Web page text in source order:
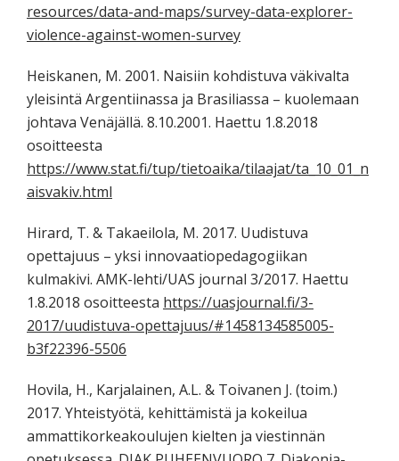
resources/data-and-maps/survey-data-explorer-
violence-against-women-survey
Heiskanen, M. 2001. Naisiin kohdistuva väkivalta
yleisintä Argentiinassa ja Brasiliassa – kuolemaan
johtava Venäjällä. 8.10.2001. Haettu 1.8.2018
osoitteesta
https://www.stat.fi/tup/tietoaika/tilaajat/ta_10_01_n
aisvakiv.html
Hirard, T. & Takaeilola, M. 2017. Uudistuva
opettajuus – yksi innovaatiopedagogiikan
kulmakivi. AMK-lehti/UAS journal 3/2017. Haettu
1.8.2018 osoitteesta https://uasjournal.fi/3-
2017/uudistuva-opettajuus/#1458134585005-
b3f22396-5506
Hovila, H., Karjalainen, A.L. & Toivanen J. (toim.)
2017. Yhteistyötä, kehittämistä ja kokeilua
ammattikorkeakoulujen kielten ja viestinnän